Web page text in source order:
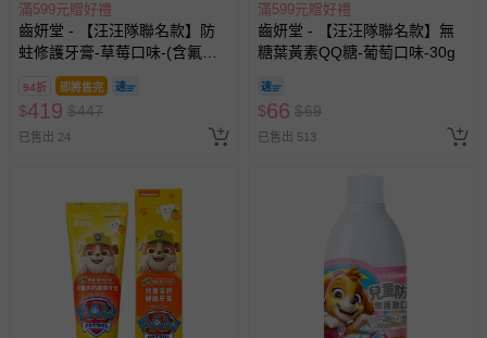
滿599元贈好禮
齒妍堂 - 【汪汪隊聯名款】防
蛀修護牙膏-草莓口味-(含氟，
約為1200ppm)*2+兒童萬毛牙
刷-3入
94折 即將售完
$419 $447
已售出 24
滿599元贈好禮
齒妍堂 - 【汪汪隊聯名款】無
糖葉黃素QQ糖-葡萄口味-30g
$66 $69
已售出 513